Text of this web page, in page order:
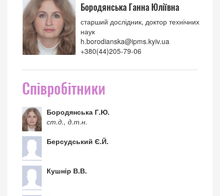
Бородянська Ганна Юліївна
старший дослідник, доктор технічних
наук
h.borodianska@ipms.kyiv.ua
+380(44)205-79-06
Співробітники
Бородянська Г.Ю.
ст.д., д.т.н.
Берсудський Є.Й.
Кушнір В.В.